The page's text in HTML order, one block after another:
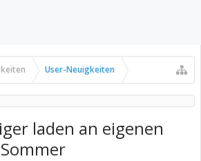
User-Neuigkeiten
laden an eigenen